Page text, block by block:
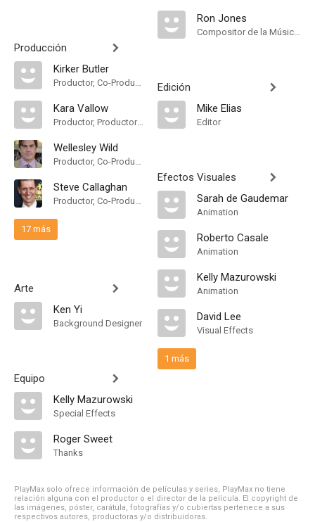
Producción
Kirker Butler
Productor, Co-Productor, Co-Productor Ejecutivo, Consultor de Producción, Productor Supervisor
Kara Vallow
Productor, Productor Ejecutivo
Wellesley Wild
Productor, Co-Productor, Co-Productor Ejecutivo, Productor Ejecutivo, Consultor de Producción, Productor Supervisor
Steve Callaghan
Productor, Co-Productor, Co-Productor Ejecutivo, Productor Ejecutivo
17 más
Arte
Ken Yi
Background Designer
Equipo
Kelly Mazurowski
Special Effects
Roger Sweet
Thanks
Ron Jones
Compositor de la Música Original
Edición
Mike Elias
Editor
Efectos Visuales
Sarah de Gaudemar
Animation
Roberto Casale
Animation
Kelly Mazurowski
Animation
David Lee
Visual Effects
1 más
PlayMax solo ofrece información de películas y series, PlayMax no tiene
relación alguna con el productor o el director de la película. El copyright de
las imágenes, póster, carátula, fotografías y/o cubiertas pertenece a sus
respectivos autores, productoras y/o distribuidoras.